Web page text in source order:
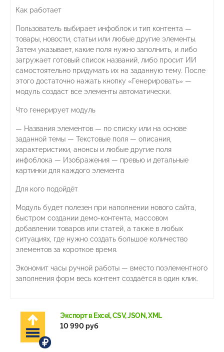
Как работает
Пользователь выбирает инфоблок и тип контента —
товары, новости, статьи или любые другие элементы.
Затем указывает, какие поля нужно заполнить, и либо
загружает готовый список названий, либо просит ИИ
самостоятельно придумать их на заданную тему. После
этого достаточно нажать кнопку «Генерировать» —
модуль создаст все элементы автоматически.
Что генерирует модуль
— Названия элементов — по списку или на основе
заданной темы — Текстовые поля — описания,
характеристики, анонсы и любые другие поля
инфоблока — Изображения — превью и детальные
картинки для каждого элемента
Для кого подойдёт
Модуль будет полезен при наполнении нового сайта,
быстром создании демо-контента, массовом
добавлении товаров или статей, а также в любых
ситуациях, где нужно создать большое количество
элементов за короткое время.
Экономит часы ручной работы — вместо поэлементного
заполнения форм весь контент создаётся в один клик.
Экспорт в Excel, CSV, JSON, XML
10 990 руб